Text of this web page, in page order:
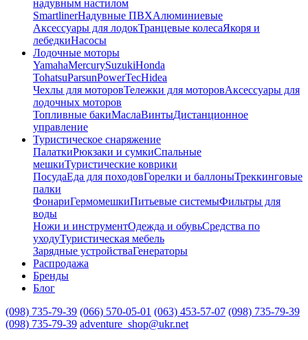
надувным настилом
SmartlinerНадувные ПВХАлюминиевые
Аксессуары для лодокТранцевые колесаЯкоря и
лебедкиНасосы
Лодочные моторы
YamahaMercurySuzukiHonda
TohatsuParsunPowerTecHidea
Чехлы для моторовТележки для моторовАксессуары для
лодочных моторов
Топливные бакиМаслаВинтыДистанционное
управление
Туристическое снаряжение
ПалаткиРюкзаки и сумкиСпальные
мешкиТуристические коврики
ПосудаЕда для походовГорелки и баллоныТреккинговые
палки
ФонариГермомешкиПитьевые системыФильтры для
воды
Ножи и инструментОдежда и обувьСредства по
уходуТуристическая мебель
Зарядные устройстваГенераторы
Распродажа
Бренды
Блог
(098) 735-79-39 (066) 570-05-01 (063) 453-57-07 (098) 735-79-39
(098) 735-79-39 adventure_shop@ukr.net